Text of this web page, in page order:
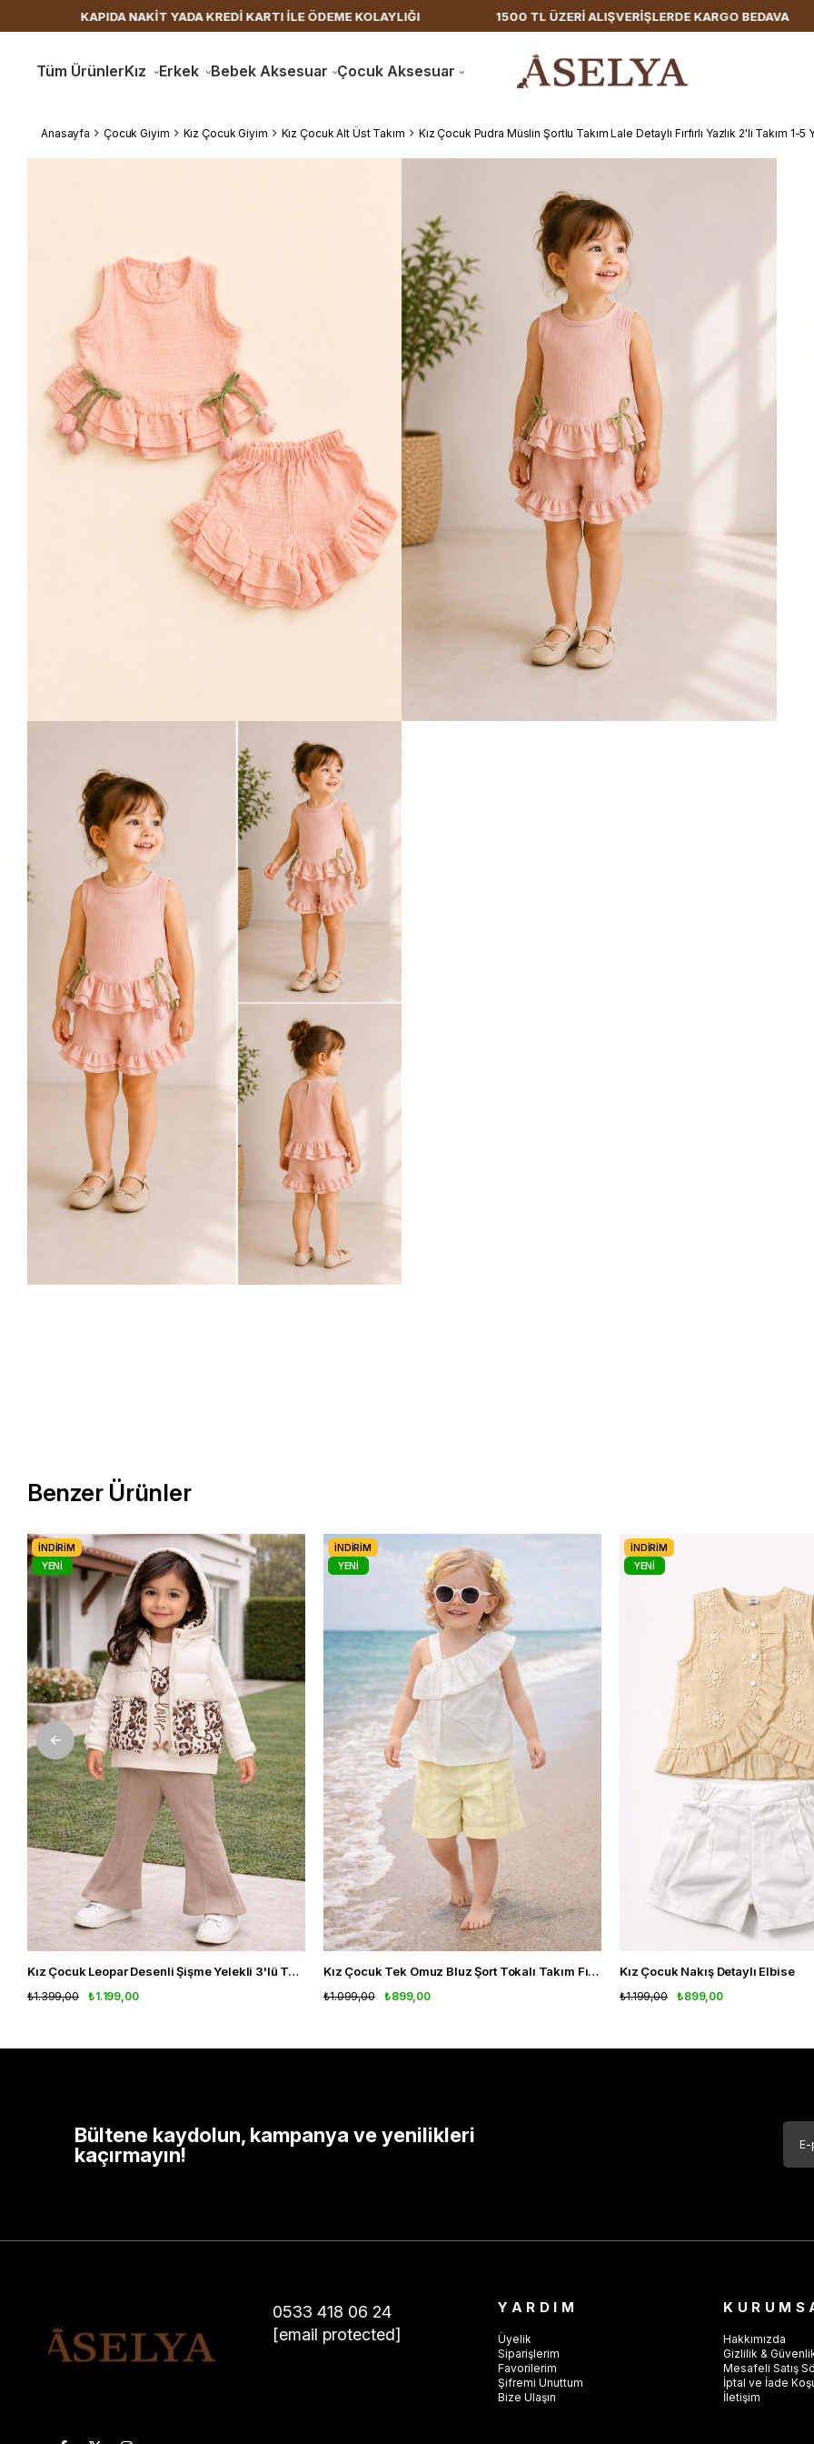
NAKİT YADA KREDİ KARTI İLE ÖDEME KOLAYLIĞI 1500 TL ÜZERİ ALIŞVERİŞLERDE KARGO BEDAVA HIZLI
Tüm ÜrünlerKız Erkek Bebek Aksesuar Çocuk Aksesuar
Anasayfa Çocuk Giyim Kız Çocuk Giyim Kız Çocuk Alt Üst Takım Kız Çocuk Pudra Müslin Şortlu Takım Lale Detaylı Fırfırlı Yazlık 2'li Takım 1-5
Benzer Ürünler
Kız Çocuk Leopar Desenli Şişme Yelekli 3'lü Takım
₺1.199,00
₺1.399,00
İNDIRIM
YENI
ÜRÜN
Kız Çocuk Tek Omuz Bluz Şort Tokalı Takım Fırfır Detaylı Yazlık 3'lü Set
₺899,00
₺1.099,00
İNDIRIM
YENI
Kız Çocuk Nakış Detaylı Elbise
₺899,00
₺1.199,00
İNDIRIM
YENI
Bültene kaydolun, kampanya ve yenilikleri
kaçırmayın!
0533 418 06 24
[email protected]
YARDIM
Üyelik
Siparişlerim
Favorilerim
Şifremi Unuttum
Bize Ulaşın
Hakkımızda
Gizlilik &
Mesafeli Satış
İptal ve İade
İletişim